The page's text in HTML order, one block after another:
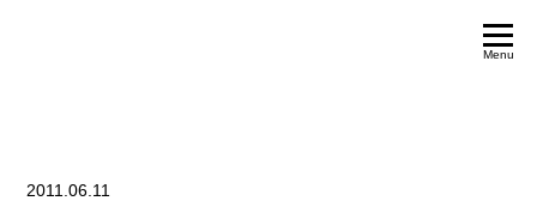
Menu
2011.06.11